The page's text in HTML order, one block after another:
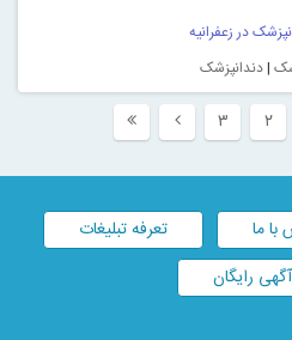
در زعفرانیه
|دندانپزشک
۲ ۳
با ما
تعرفه تبلیغات
رایگان